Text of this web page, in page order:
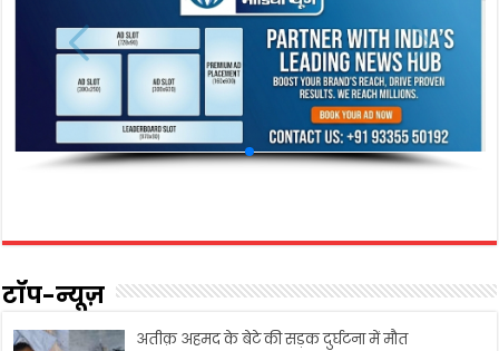
टॉप-न्यूज़
अतीक़ अहमद के बेटे की सड़क दुर्घटना में मौत